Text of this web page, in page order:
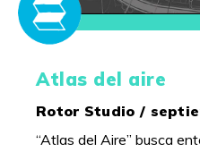
Atlas del aire
Rotor Studio /
“Atlas del Aire” busca